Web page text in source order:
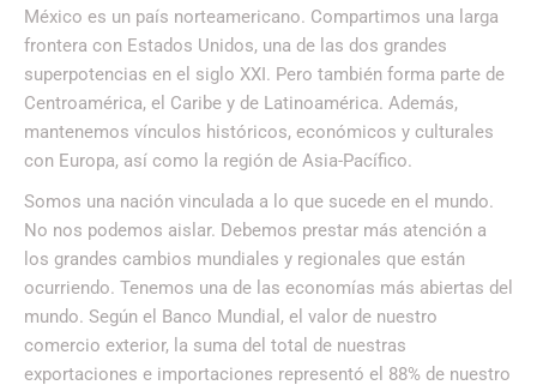
México es un país norteamericano. Compartimos una larga
frontera con Estados Unidos, una de las dos grandes
superpotencias en el siglo XXI. Pero también forma parte de
Centroamérica, el Caribe y de Latinoamérica. Además,
mantenemos vínculos históricos, económicos y culturales
con Europa, así como la región de Asia-Pacífico.
Somos una nación vinculada a lo que sucede en el mundo.
No nos podemos aislar. Debemos prestar más atención a
los grandes cambios mundiales y regionales que están
ocurriendo. Tenemos una de las economías más abiertas del
mundo. Según el Banco Mundial, el valor de nuestro
comercio exterior, la suma del total de nuestras
exportaciones e importaciones representó el 88% de nuestro